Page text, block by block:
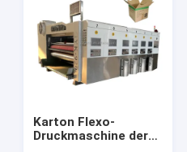
Karton Flexo-
Druckmaschine der